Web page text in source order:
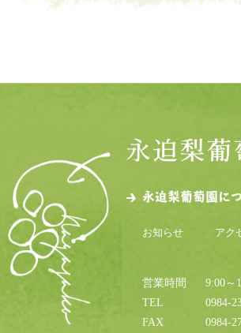
永迫梨葡萄園に
お知らせ アク
営業時間
9:00～
TEL
0984-
FAX
0984-